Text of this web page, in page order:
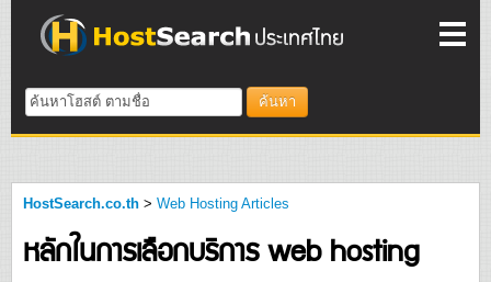
ค้นหา
HostSearch.co.th > Web Hosting Articles
หลักในการเลือกบริการ web hosting